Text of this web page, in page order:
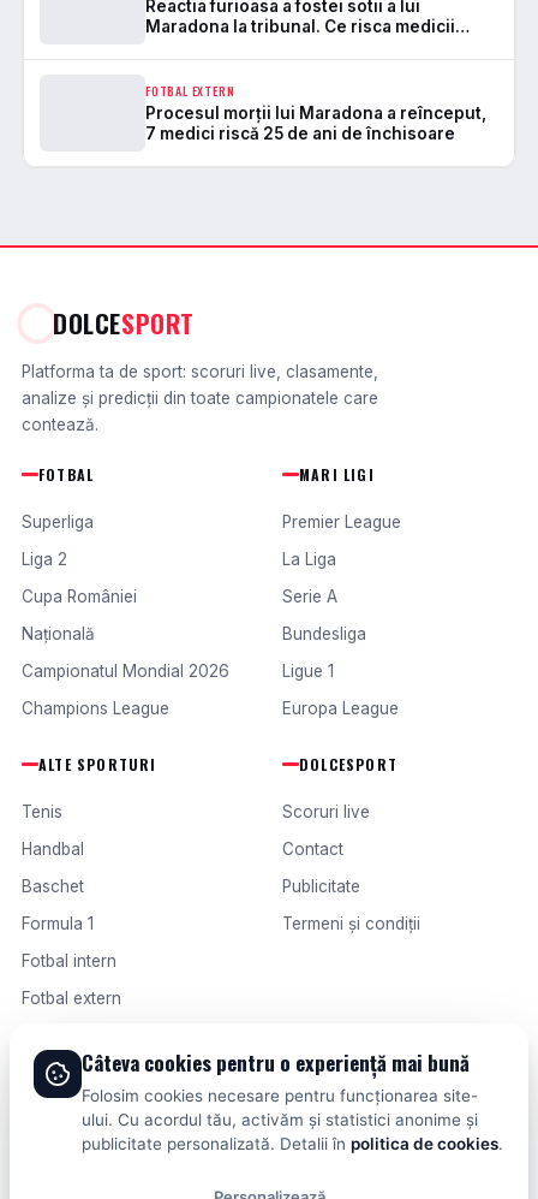
Reactia furioasa a fostei sotii a lui
Maradona la tribunal. Ce risca medicii
FOTBAL EXTERN
Procesul morții lui Maradona a reînceput,
7 medici riscă 25 de ani de închisoare
DOLCESPORT
Platforma ta de sport: scoruri live, clasamente,
analize și predicții din toate campionatele care
contează.
FOTBAL
Superliga
Liga 2
Cupa României
Națională
Campionatul Mondial 2026
Champions League
MARI LIGI
Premier League
La Liga
Serie A
Bundesliga
Ligue 1
Europa League
ALTE SPORTURI
Tenis
Handbal
Baschet
Formula 1
Fotbal intern
Fotbal extern
DOLCESPORT
Scoruri live
Contact
Publicitate
Termeni și condiții
© 2026 DOLCESPORT. TOATE DREPTURILE REZERVATE.
SCORURI, CLASAMENTE ȘI ANALIZE DIN TOATE COMPETIȚIILE
Câteva cookies pentru o experiență mai bună
Folosim cookies necesare pentru funcționarea site-
ului. Cu acordul tău, activăm și statistici anonime și
publicitate personalizată. Detalii în politica de cookies.